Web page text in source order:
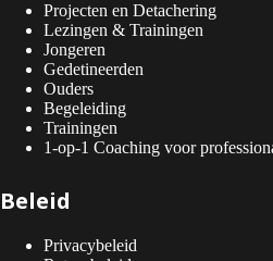
Projecten en Detachering
Lezingen & Trainingen
Jongeren
Gedetineerden
Ouders
Begeleiding
Trainingen
1-op-1 Coaching voor
Beleid
Privacybeleid